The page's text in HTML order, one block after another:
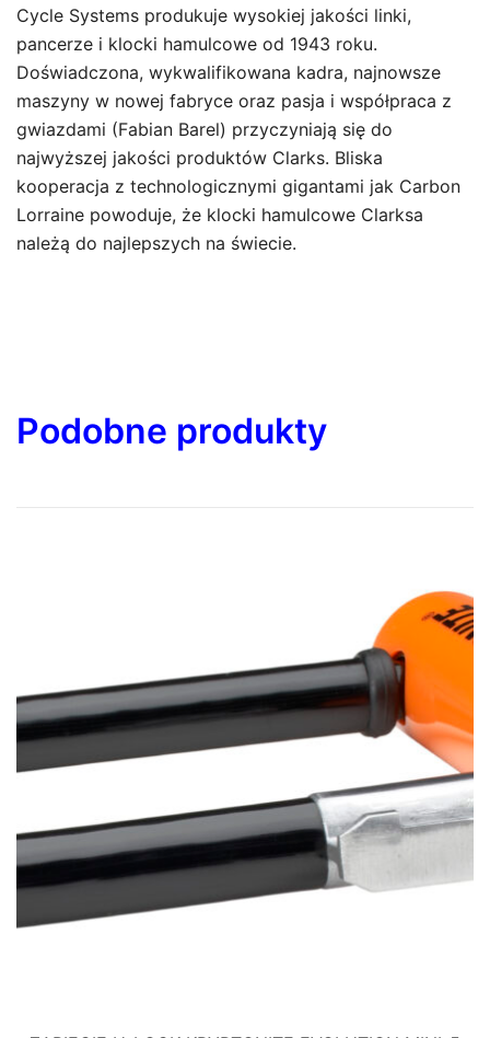
Cycle Systems produkuje wysokiej jakości linki,
pancerze i klocki hamulcowe od 1943 roku.
Doświadczona, wykwalifikowana kadra, najnowsze
maszyny w nowej fabryce oraz pasja i współpraca z
gwiazdami (Fabian Barel) przyczyniają się do
najwyższej jakości produktów Clarks. Bliska
kooperacja z technologicznymi gigantami jak Carbon
Lorraine powoduje, że klocki hamulcowe Clarksa
należą do najlepszych na świecie.
Podobne produkty